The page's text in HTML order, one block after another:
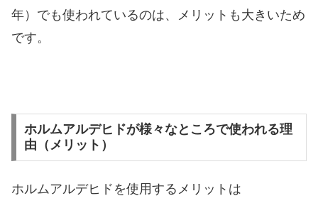
年）でも使われているのは、メリットも大きいため
です。
ホルムアルデヒドが様々なところで使われる理
由（メリット）
ホルムアルデヒドを使用するメリットは